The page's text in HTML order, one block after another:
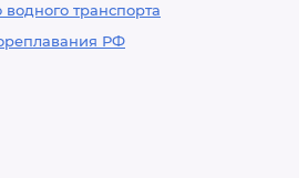
транспорта
РФ